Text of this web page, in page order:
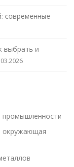
современные
выбрать и
окружающая